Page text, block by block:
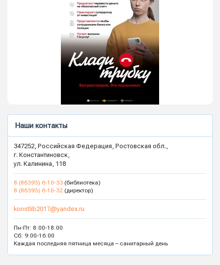
Наши контакты
347252, Российская Федерация, Ростовская обл.,
г. Константиновск,
ул. Калинина, 118
8 (86393) 6-10-33 (библиотека)
8 (86393) 6-10-32 (директор)
konstlib2017@yandex.ru
Пн-Пт: 8:00-18:00
Сб: 9:00-16:00
Каждая последняя пятница месяца – санитарный день